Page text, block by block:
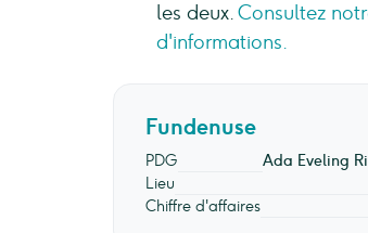
les deux.Consultez
d'informations.
Fundenuse
PDG Ada Eveling
Lieu
Chiffre d'affaires